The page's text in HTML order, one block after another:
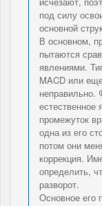
под силу
основной
В основном,
пытаются
явлениями.
MACD или
неправильно.
промежуток
одна из его
потом они
коррекция.
определить,
разворот.
Основное его